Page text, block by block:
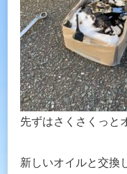
先ずはさくさくっと
新しいオイルと交換